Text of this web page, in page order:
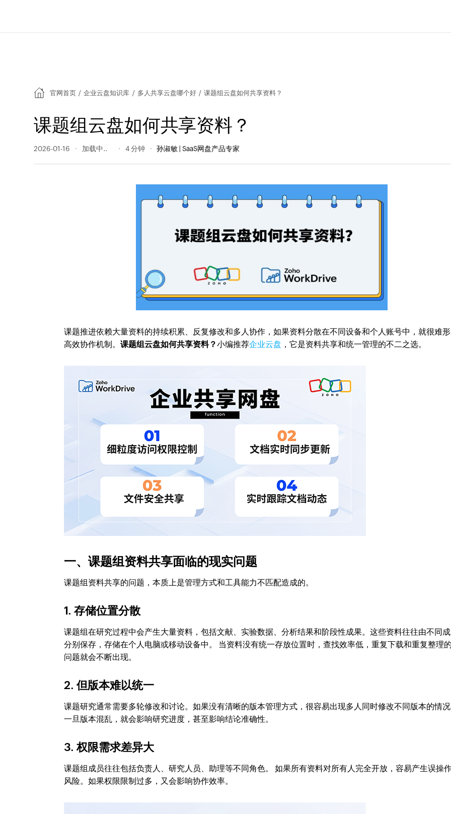
官网首页 / 企业云盘知识库 / 多人共享云盘哪个好 / 课题组云盘如何共享资料？
课题组云盘如何共享资料？
2026-01-16 59 阅读量 4 分钟 孙淑敏 | SaaS网盘产品专家
课题推进依赖大量资料的持续积累、反复修改和多人协作，如果资料分散在不同设备和个人账号中，就很难
高效协作机制。课题组云盘如何共享资料？小编推荐企业云盘 ，它是资料共享和统一管理的不二之选。
一、课题组资料共享面临的现实问题
课题组资料共享的问题，本质上是管理方式和工具能力不匹配造成的。
1. 存储位置分散
课题组在研究过程中会产生大量资料，包括文献、实验数据、分析结果和阶段性成果。这些资料往往由不同
分别保存，存储在个人电脑或移动设备中。 当资料没有统一存放位置时，查找效率低，重复下载和重复整理
问题就会不断出现。
2. 但版本难以统一
课题研究通常需要多轮修改和讨论。如果没有清晰的版本管理方式，很容易出现多人同时修改不同版本的情
一旦版本混乱，就会影响研究进度，甚至影响结论准确性。
3. 权限需求差异大
课题组成员往往包括负责人、研究人员、助理等不同角色。 如果所有资料对所有人完全开放，容易产生误操
风险。如果权限限制过多，又会影响协作效率。